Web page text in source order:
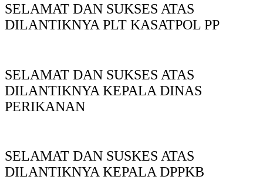
SELAMAT DAN SUKSES ATAS
DILANTIKNYA PLT KASATPOL PP
SELAMAT DAN SUKSES ATAS
DILANTIKNYA KEPALA DINAS
PERIKANAN
SELAMAT DAN SUSKES ATAS
DILANTIKNYA KEPALA DPPKB